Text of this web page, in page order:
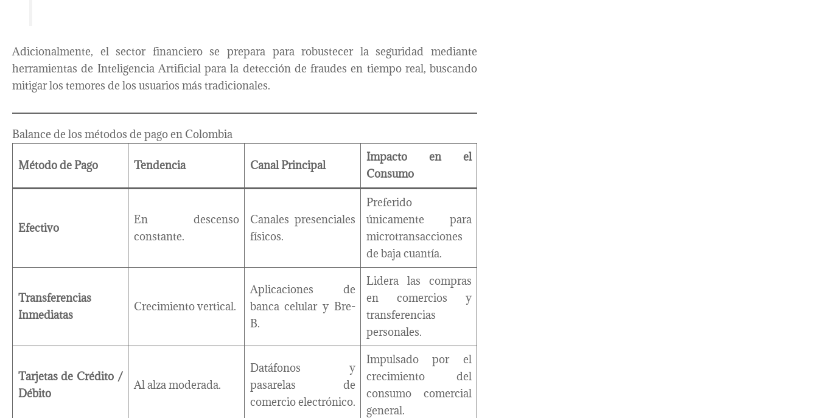
Adicionalmente, el sector financiero se prepara para robustecer la seguridad mediante
herramientas de Inteligencia Artificial para la detección de fraudes en tiempo real, buscando
mitigar los temores de los usuarios más tradicionales.
Balance de los métodos de pago en Colombia
Método de Pago Tendencia Canal Principal
Impacto en el
Consumo
Efectivo
En descenso
constante.
Canales presenciales
físicos.
Preferido
únicamente para
microtransacciones
de baja cuantía.
Transferencias
Inmediatas
Crecimiento vertical.
Aplicaciones de
banca celular y Bre-
B.
Lidera las compras
en comercios y
transferencias
personales.
Tarjetas de Crédito /
Débito
Al alza moderada.
Datáfonos y
pasarelas de
comercio electrónico.
Impulsado por el
crecimiento del
consumo comercial
general.